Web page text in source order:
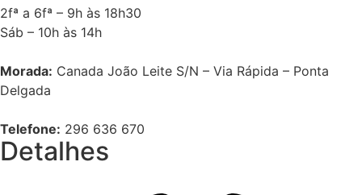
2fª a 6fª – 9h às 18h30
Sáb – 10h às 14h
Morada: Canada João Leite S/N – Via Rápida – Ponta
Delgada
Telefone: 296 636 670
Detalhes